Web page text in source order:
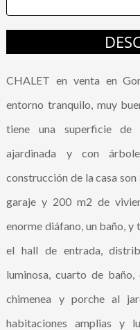
CHALET en venta en
entorno tranquilo, muy
tiene una superficie de
ajardinada y con
construcción de la casa
garaje y 200 m2 de
enorme diáfano, un baño,
el hall de entrada,
luminosa, cuarto de
chimenea y porche al
habitaciones amplias y